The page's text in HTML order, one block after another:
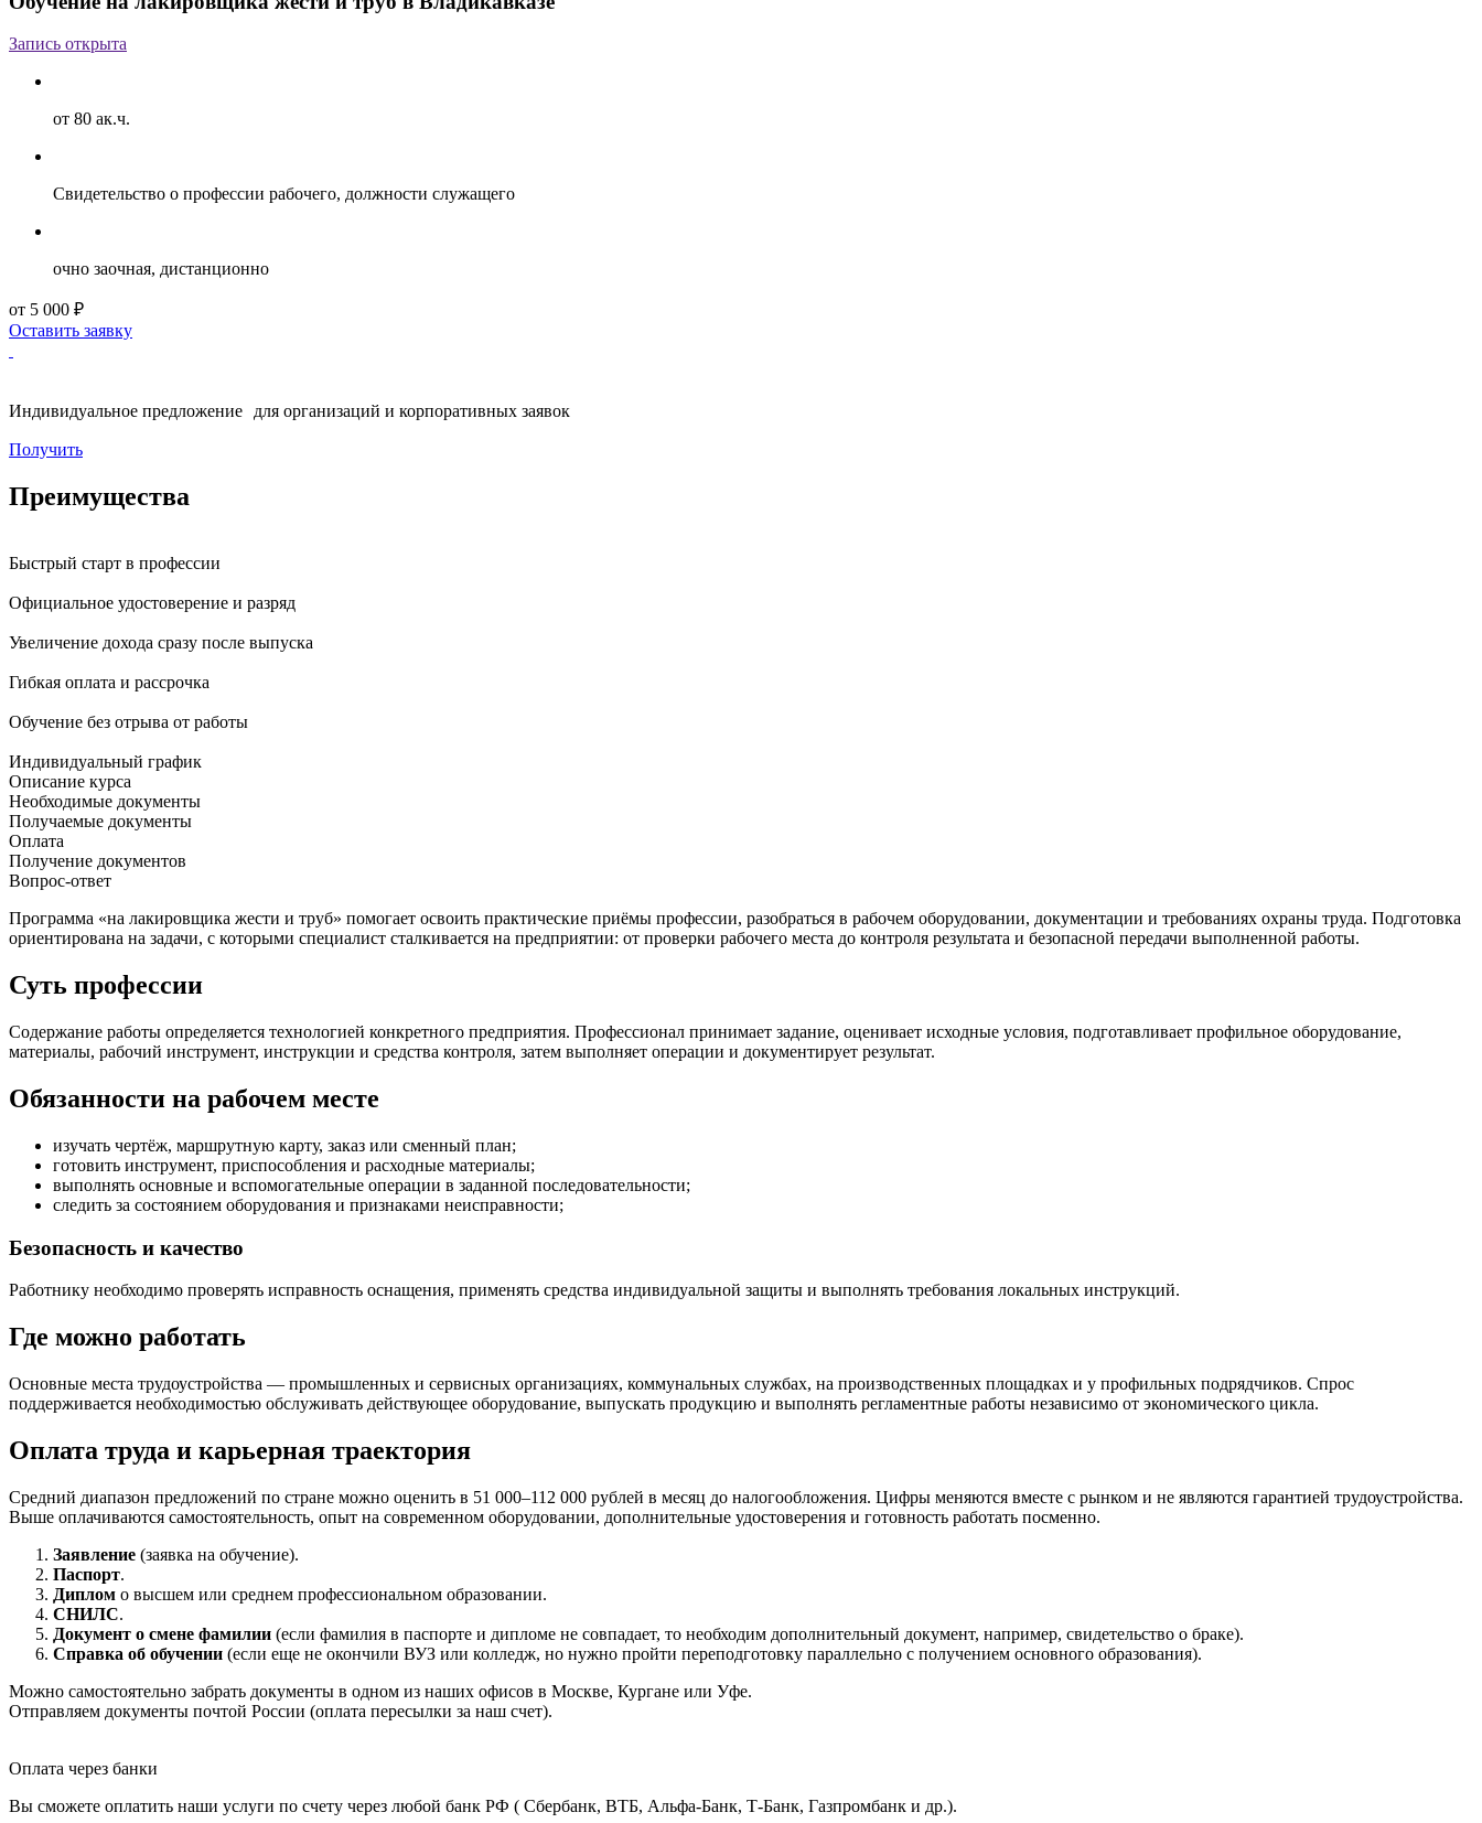
Запись открыта
от 80 ак.ч.
Свидетельство о профессии рабочего, должности служащего
очно заочная, дистанционно
от 5 000 ₽
Оставить заявку
Индивидуальное предложение для организаций и корпоративных заявок
Получить
Преимущества
Быстрый старт в профессии
Официальное удостоверение и разряд
Увеличение дохода сразу после выпуска
Гибкая оплата и рассрочка
Обучение без отрыва от работы
Индивидуальный график
Описание курса
Необходимые документы
Получаемые документы
Оплата
Получение документов
Вопрос-ответ
Программа «на лакировщика жести и труб» помогает освоить практические приёмы профессии, разобраться в рабочем оборудовании, документации и требованиях охраны труда. Подготовка
ориентирована на задачи, с которыми специалист сталкивается на предприятии: от проверки рабочего места до контроля результата и безопасной передачи выполненной работы.
Суть профессии
Содержание работы определяется технологией конкретного предприятия. Профессионал принимает задание, оценивает исходные условия, подготавливает профильное оборудование,
материалы, рабочий инструмент, инструкции и средства контроля, затем выполняет операции и документирует результат.
Обязанности на рабочем месте
изучать чертёж, маршрутную карту, заказ или сменный план;
готовить инструмент, приспособления и расходные материалы;
выполнять основные и вспомогательные операции в заданной последовательности;
следить за состоянием оборудования и признаками неисправности;
Безопасность и качество
Работнику необходимо проверять исправность оснащения, применять средства индивидуальной защиты и выполнять требования локальных инструкций.
Где можно работать
Основные места трудоустройства — промышленных и сервисных организациях, коммунальных службах, на производственных площадках и у профильных подрядчиков. Спрос
поддерживается необходимостью обслуживать действующее оборудование, выпускать продукцию и выполнять регламентные работы независимо от экономического цикла.
Оплата труда и карьерная траектория
Средний диапазон предложений по стране можно оценить в 51 000–112 000 рублей в месяц до налогообложения. Цифры меняются вместе с рынком и не являются гарантией трудоустройства.
Выше оплачиваются самостоятельность, опыт на современном оборудовании, дополнительные удостоверения и готовность работать посменно.
Заявление (заявка на обучение).
Паспорт.
Диплом о высшем или среднем профессиональном образовании.
СНИЛС.
Документ о смене фамилии (если фамилия в паспорте и дипломе не совпадает, то необходим дополнительный документ, например, свидетельство о браке).
Справка об обучении (если еще не окончили ВУЗ или колледж, но нужно пройти переподготовку параллельно с получением основного образования).
Можно самостоятельно забрать документы в одном из наших офисов в Москве, Кургане или Уфе.
Отправляем документы почтой России (оплата пересылки за наш счет).
Оплата через банки
Вы сможете оплатить наши услуги по счету через любой банк РФ ( Сбербанк, ВТБ, Альфа-Банк, Т-Банк, Газпромбанк и др.).